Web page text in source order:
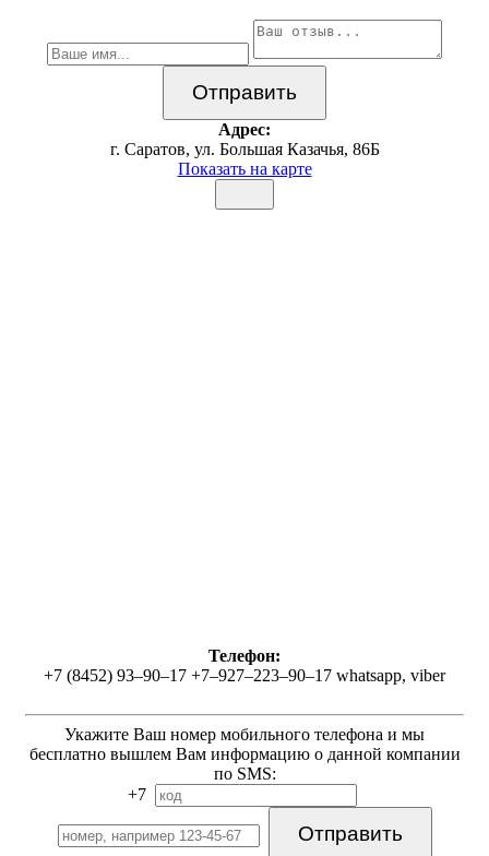
Адрес:
г. Саратов, ул. Большая Казачья, 86Б
Показать на карте
Телефон:
+7 (8452) 93–90–17 +7–927–223–90–17 whatsapp, viber
Укажите Ваш номер мобильного телефона и мы
бесплатно вышлем Вам информацию о данной компании
по SMS:
+7